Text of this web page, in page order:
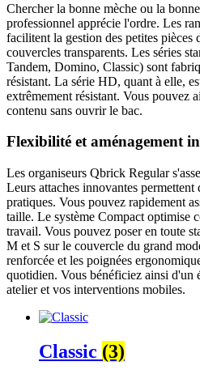
Chercher la bonne mèche ou la
professionnel apprécie l'ordre. Les
facilitent la gestion des petites pièces
couvercles transparents. Les séries
Tandem, Domino, Classic) sont
résistant. La série HD, quant à elle,
extrêmement résistant. Vous pouvez
contenu sans ouvrir le bac.
Flexibilité et aménagement
Les organiseurs Qbrick Regular
Leurs attaches innovantes permettent
pratiques. Vous pouvez rapidement
taille. Le système Compact optimise
travail. Vous pouvez poser en toute
M et S sur le couvercle du grand
renforcée et les poignées
quotidien. Vous bénéficiez ainsi d'un
atelier et vos interventions mobiles.
Classic (3)